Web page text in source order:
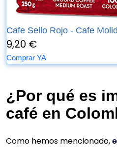
Cafe Sello Rojo - Cafe
9,20 €
Comprar YA
¿Por qué es
café en
Como hemos mencionado,